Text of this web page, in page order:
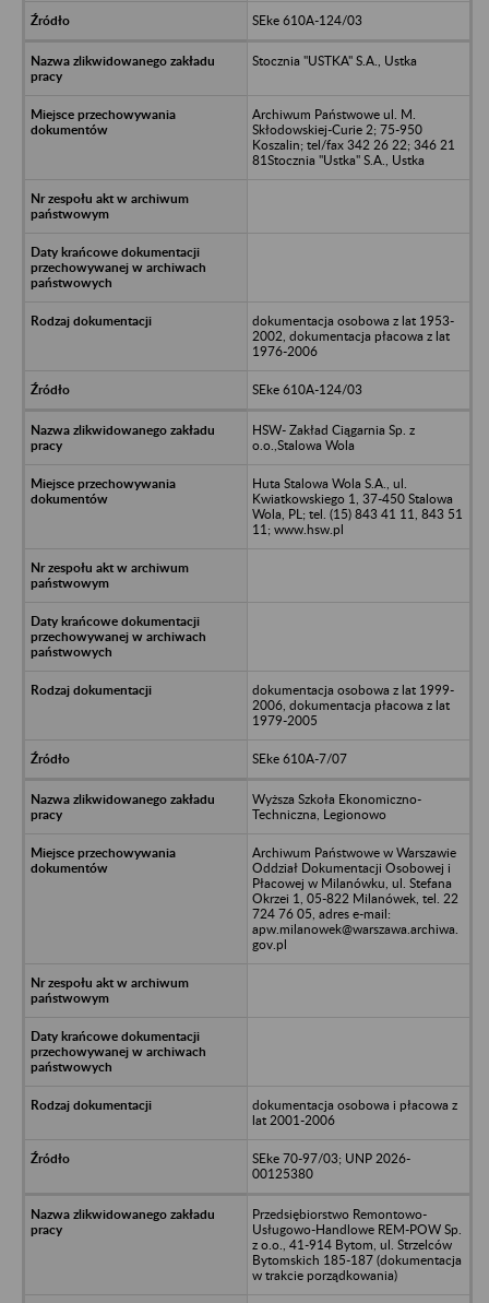
SEke 610A-124/03
Stocznia "USTKA" S.A., Ustka
Archiwum Państwowe ul. M.
Skłodowskiej-Curie 2; 75-950
Koszalin; tel/fax 342 26 22; 346 21
81Stocznia "Ustka" S.A., Ustka
dokumentacja osobowa z lat 1953-
2002, dokumentacja płacowa z lat
1976-2006
SEke 610A-124/03
HSW- Zakład Ciągarnia Sp. z
o.o.,Stalowa Wola
Huta Stalowa Wola S.A., ul.
Kwiatkowskiego 1, 37-450 Stalowa
Wola, PL; tel. (15) 843 41 11, 843 51
11; www.hsw.pl
dokumentacja osobowa z lat 1999-
2006, dokumentacja płacowa z lat
1979-2005
SEke 610A-7/07
Wyższa Szkoła Ekonomiczno-
Techniczna, Legionowo
Archiwum Państwowe w Warszawie
Oddział Dokumentacji Osobowej i
Płacowej w Milanówku, ul. Stefana
Okrzei 1, 05-822 Milanówek, tel. 22
724 76 05, adres e-mail:
apw.milanowek@warszawa.archiwa.
gov.pl
dokumentacja osobowa i płacowa z
lat 2001-2006
SEke 70-97/03; UNP 2026-
00125380
Przedsiębiorstwo Remontowo-
Usługowo-Handlowe REM-POW Sp.
z o.o., 41-914 Bytom, ul. Strzelców
Bytomskich 185-187 (dokumentacja
w trakcie porządkowania)